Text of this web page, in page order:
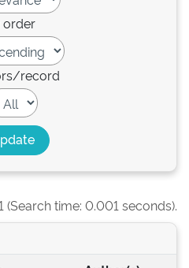
order
record
(Search time: 0.001 seconds).